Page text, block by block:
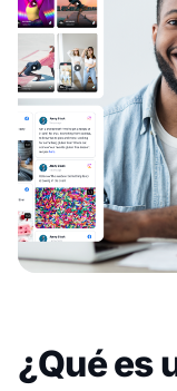
¿Qué es